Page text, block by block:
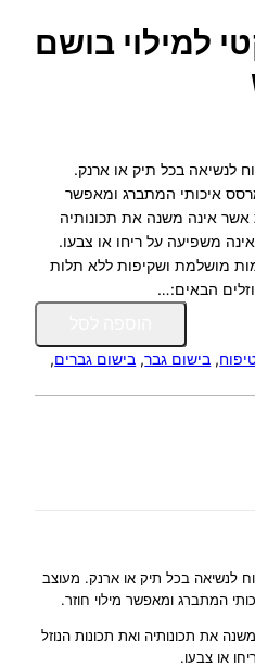
למילוי בושם
לנשיאה בכל תיק או ארנק.
איכותי המתברג ומאפשר
אשר אינה משנה את תכונותיה
משפיעה על ריחו או צבעו.
מושלמת ושקיפות ללא תלות
הבאים:…
כ
ו
ק
ו
פ
, בישום גבר, בישום גברים,
לנשיאה בכל תיק או ארנק. מעוצב
המתברג ומאפשר מילוי חוזר.
את תכונותיה ואת תכונות הנוזל
או צבעו.